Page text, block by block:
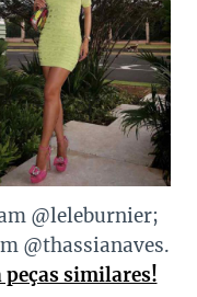
@leleburnier;
@thassianaves.
similares!